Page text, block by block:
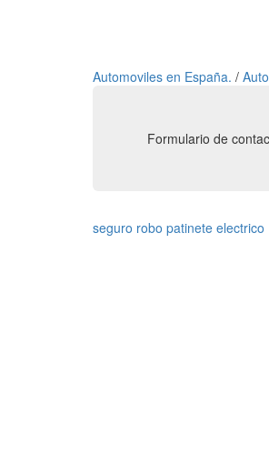
Automoviles en España. /
Formulario de
seguro robo patinete electrico